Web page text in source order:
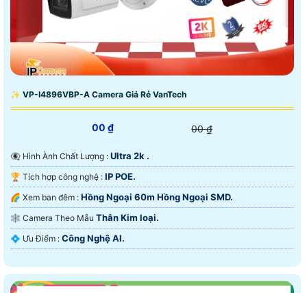
✨ VP-I4896VBP-A Camera Giá Rẻ VanTech
00 ₫ 00 ₫
👁️‍🗨 Hình Ành Chất Lượng : Ultra 2k .
🏆 Tích hợp công nghệ : IP POE.
🌈 Xem ban đêm : Hồng Ngoại 60m Hồng Ngoại SMD.
🕸️ Camera Theo Mẫu Thân Kim loại.
️💠 Ưu Điểm : Công Nghệ AI.